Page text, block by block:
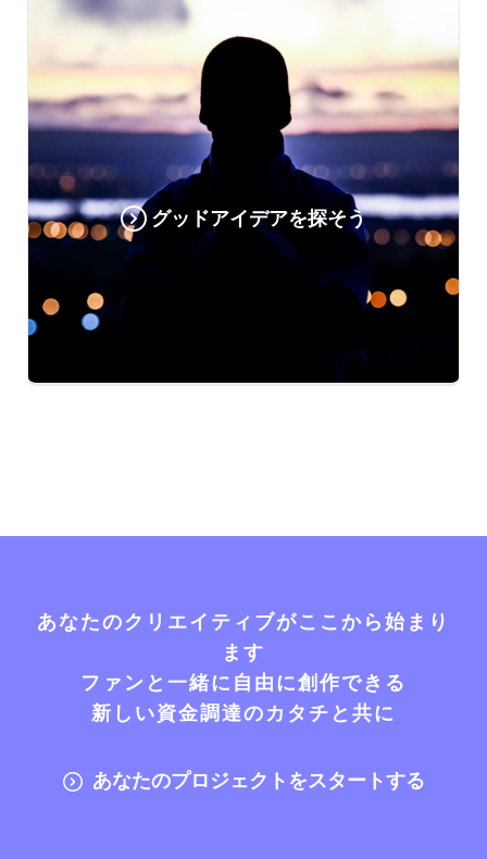
グッドアイデアを探そう
あなたのクリエイティブがここから始まり
ます
ファンと一緒に自由に創作できる
新しい資金調達のカタチと共に
あなたのプロジェクトをスタートする